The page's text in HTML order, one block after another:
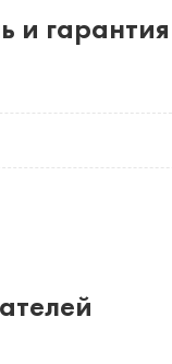
и гарантия